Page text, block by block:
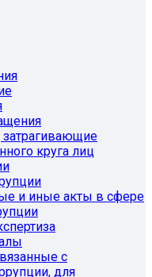
круга лиц
и иные акты в сфере
с
для